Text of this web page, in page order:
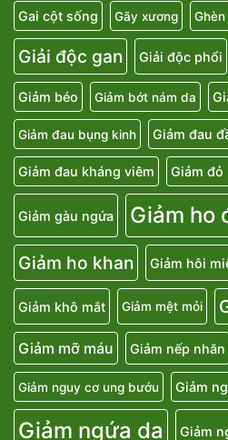
Gai cột sống Gãy xương
Giải độc gan Giải độc phổi
Giảm béo Giảm bớt nám da
Giảm đau bụng kinh Giảm đau
Giảm đau kháng viêm Giảm đỏ
Giảm gàu ngứa Giảm ho
Giảm ho khan Giảm hôi
Giảm khô mắt Giảm mệt mỏi
Giảm mỡ máu Giảm nếp nhăn
Giảm nguy cơ ung bướu Giảm
Giảm ngứa da Giảm